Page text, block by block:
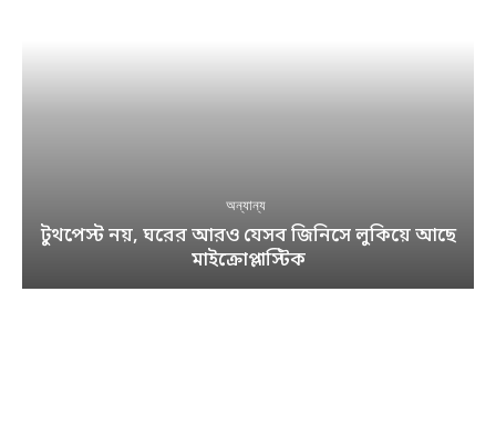
অন্যান্য
টুথপেস্ট নয়, ঘরের আরও যেসব জিনিসে লুকিয়ে আছে
মাইক্রোপ্লাস্টিক